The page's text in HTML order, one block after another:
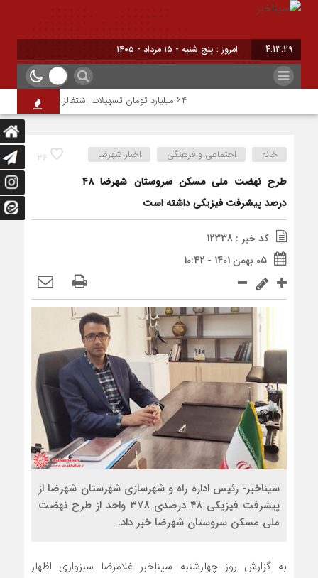
4:13:29 امروز : پنج شنبه - ۱۵ مرداد - ۱۴۰۵
36 خانه اجتماعی و فرهنگی اخبار شهرضا
طرح نهضت ملی مسکن سروستان شهرضا ۴۸
درصد پیشرفت فیزیکی داشته است
کد خبر : 12338
05 بهمن 1401 - 10:42
سیناخبر- رئیس اداره راه و شهرسازی شهرستان شهرضا از
پیشرفت فیزیکی ۴۸ درصدی ۳۷۸ واحد از طرح نهضت
ملی مسکن سروستان شهرضا خبر داد.
به گزارش روز چهارشنبه سیناخبر غلامرضا سبزواری اظهار